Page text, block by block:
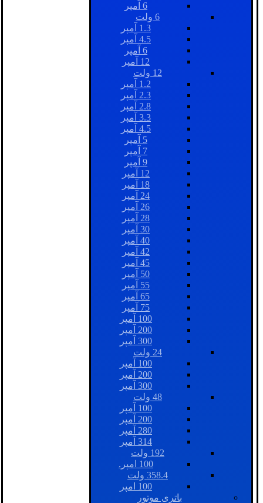
6 آمپر
6 ولت
1.3 آمپر
4.5 آمپر
6 آمپر
12 آمپر
12 ولت
1.2 آمپر
2.3 آمپر
2.8 آمپر
3.3 آمپر
4.5 آمپر
5 آمپر
7 آمپر
9 آمپر
12 آمپر
18 آمپر
24 آمپر
26 آمپر
28 آمپر
30 آمپر
40 آمپر
42 آمپر
45 آمپر
50 آمپر
55 آمپر
65 آمپر
75 آمپر
100 آمپر
200 آمپر
300 آمپر
24 ولت
100 آمپر
200 آمپر
300 آمپر
48 ولت
100 آمپر
200 آمپر
280 آمپر
314 آمپر
192 ولت
100 امپر.
358.4 ولت
100 امپر
باتری موتور